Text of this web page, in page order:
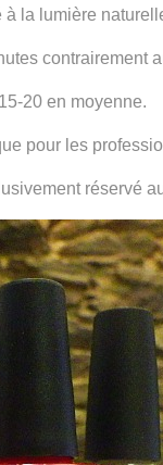
à la lumière
contrairement
20 en moyenne.
pour les
réservé